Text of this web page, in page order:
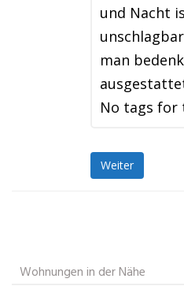
und Nacht
man
No tags for
Weiter
Wohnungen in der Nähe